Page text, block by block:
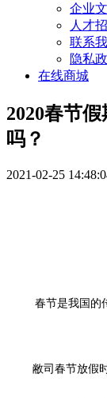
企业
人才
联系
隐私
在线商城
2020春节
吗？
2021-02-25
春节是我国的
敝司春节放假